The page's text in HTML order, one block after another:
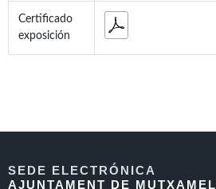
Certificado
exposición
SEDE ELECTRÓNICA
AJUNTAMENT DE MUTXAMEL